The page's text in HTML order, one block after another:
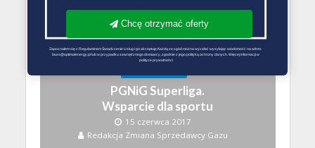
PGNiG Superliga.
Wsparcie dla sportu
15 czerwca 2017
Redakcja Zmiana Sprzedawcy Gazu
Chcę otrzymać oferty
Zapoznałem się z Regulaminem Świadczenie Usług i go akceptuję Każdą ze zgód można wycofać wysyłając wiadomość na adres
biuro@optimalenergy.pl lub w przypadku zewnętrznego dostawcy, zgodnie z jego polityką ochrony danych. Więcej informacji w
polityce prywatności